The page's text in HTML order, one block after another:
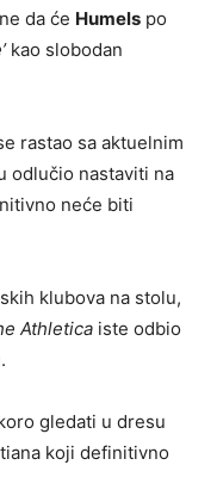
da će Humels po
kao slobodan
rastao sa aktuelnim
odlučio nastaviti na
neće biti
klubova na stolu,
Athletica iste odbio
gledati u dresu
koji definitivno